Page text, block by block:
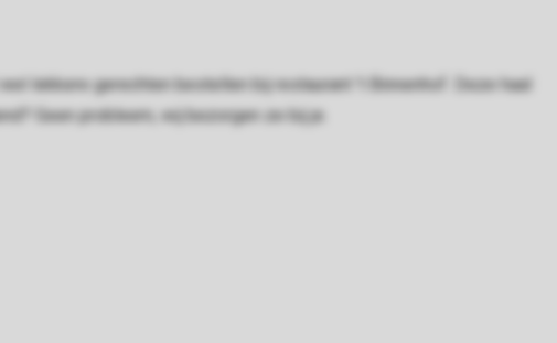
lekkere gerechten bestellen bij restaurant 't Binnenhof. Deze haal
Geen probleem, wij bezorgen ze bij je.